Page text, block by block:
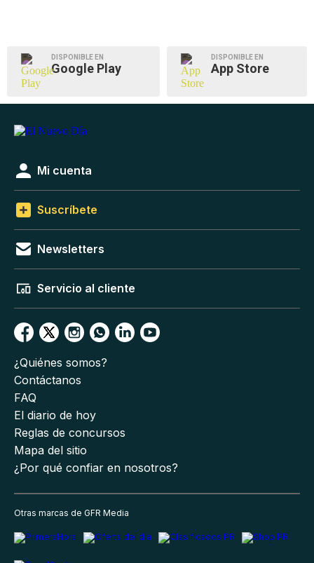
DISPONIBLE EN
Google Play
DISPONIBLE EN
App Store
Mi cuenta
Suscríbete
Newsletters
Servicio al cliente
¿Quiénes somos?
Contáctanos
FAQ
El diario de hoy
Reglas de concursos
Mapa del sitio
¿Por qué confiar en nosotros?
Otras marcas de GFR Media